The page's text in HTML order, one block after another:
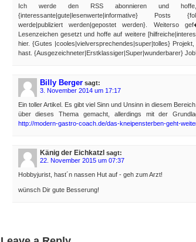
Ich werde den RSS abonnieren und
{interessante|gute|lesenwerte|informative} Posts
werde|publiziert werden|gepostet werden}.
Lesenzeichen gesetzt und hoffe auf weitere
hier. {Gutes |cooles|vielversprechendes|super|tolles}
hast. {Ausgezeichneter|Erstklassiger|Super|wunderbarer} Job!
Billy Berger sagt:
3. November 2014 um 17:17
Ein toller Artikel. Es gibt viel Sinn und Unsinn in diesem
über dieses Thema gemacht, allerdings mit der
http://modern-gastro-coach.de/das-kneipensterben-geht-
Känig der Eichkatzl sagt:
22. November 2015 um 07:37
Hobbyjurist, hast´n nassen Hut auf - geh zum Arzt!
wünsch Dir gute Besserung!